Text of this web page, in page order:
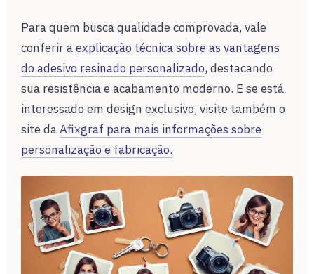
Para quem busca qualidade comprovada, vale
conferir aexplicação técnica sobre as vantagens
do adesivo resinado personalizado, destacando
sua resistência e acabamento moderno. E se está
interessado em design exclusivo, visite também o
site daAfixgraf para mais informações sobre
personalização e fabricação.